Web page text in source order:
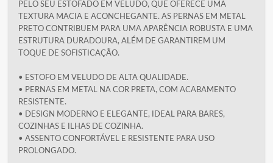
PELO SEU ESTOFADO EM VELUDO, QUE OFERECE UMA
TEXTURA MACIA E ACONCHEGANTE. AS PERNAS EM METAL
PRETO CONTRIBUEM PARA UMA APARÊNCIA ROBUSTA E UMA
ESTRUTURA DURADOURA, ALÉM DE GARANTIREM UM
TOQUE DE SOFISTICAÇÃO.
• ESTOFO EM VELUDO DE ALTA QUALIDADE.
• PERNAS EM METAL NA COR PRETA, COM ACABAMENTO
RESISTENTE.
• DESIGN MODERNO E ELEGANTE, IDEAL PARA BARES,
COZINHAS E ILHAS DE COZINHA.
• ASSENTO CONFORTÁVEL E RESISTENTE PARA USO
PROLONGADO.